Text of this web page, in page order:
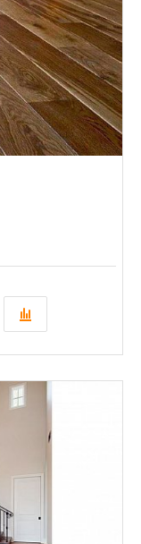
Розміри: 1000-1500х120х15; 500-1600х15х120; 140х15х500-1500; 125х20х400-1400;